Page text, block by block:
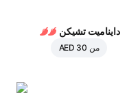
دايناميت تشيكن
من AED 30